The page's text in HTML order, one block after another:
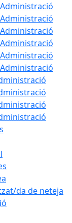
da de neteja